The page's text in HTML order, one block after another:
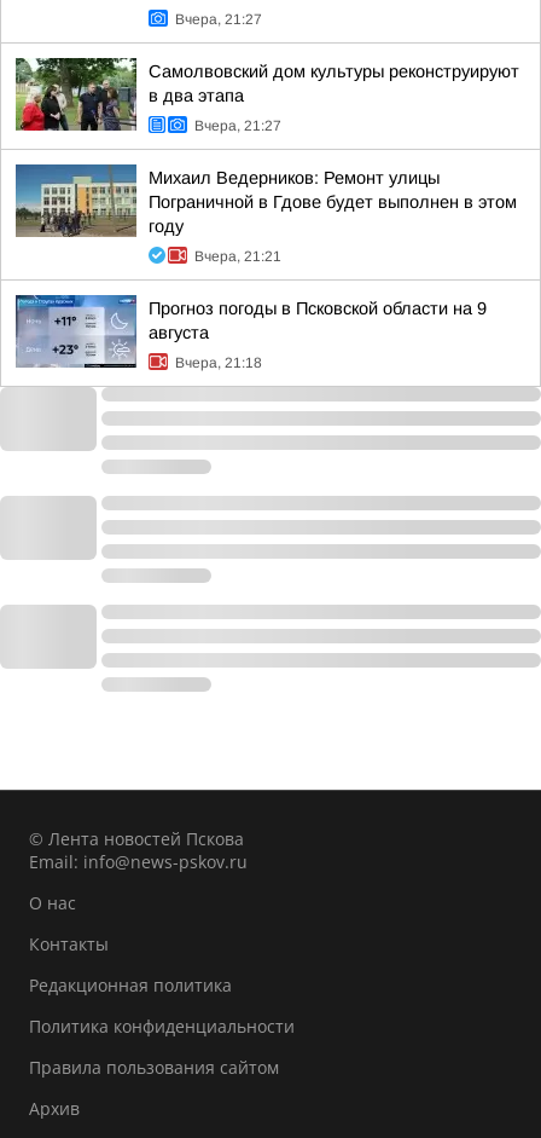
Вчера, 21:27
Самолвовский дом культуры реконструируют
в два этапа
Вчера, 21:27
Михаил Ведерников: Ремонт улицы
Пограничной в Гдове будет выполнен в этом
году
Вчера, 21:21
Прогноз погоды в Псковской области на 9
августа
Вчера, 21:18
© Лента новостей Пскова
Email: info@news-pskov.ru
О нас
Контакты
Редакционная политика
Политика конфиденциальности
Правила пользования сайтом
Архив